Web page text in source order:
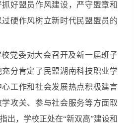
好盟员作风建设，严守盟章和
硬作风树立新时代民盟盟员的
党委对大会召开及新一届班子
分肯定了民盟湖南科技职业学
心工作和社会发展热点积极建言
攻关、参与社会服务等方面取
出，学校正处在“新双高”建设和